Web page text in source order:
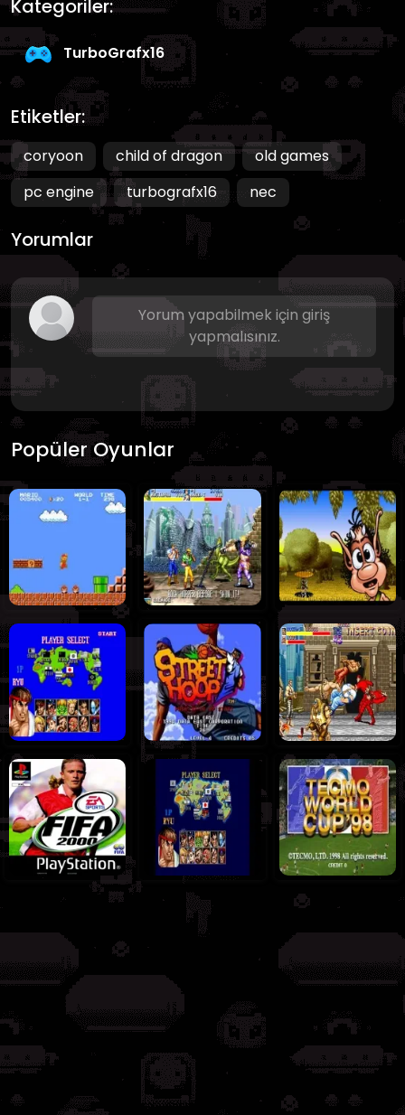
Kategoriler:
TurboGrafx16
Etiketler:
coryoon child of dragon
old games
pc engine
turbografx16 nec
Yorumlar
Yorum yapabilmek için giriş
yapmalısınız.
Popüler Oyunlar